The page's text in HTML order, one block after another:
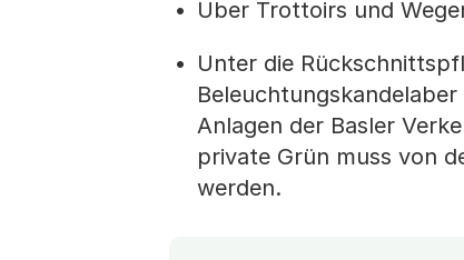
Über Trottoirs und
Unter die
Anlagen der Basler
private Grün muss von
werden.